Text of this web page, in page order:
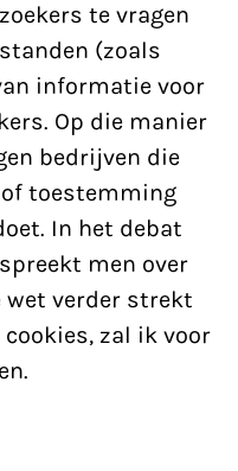
te vragen
(zoals
informatie voor
Op die manier
bedrijven die
toestemming
In het debat
spreekt men over
wet verder strekt
zal ik voor